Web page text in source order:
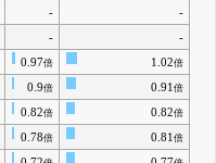
-
-
-
-
0.97倍 1.02倍
0.9倍 0.91 倍
0.82倍 0.82倍
0.78倍 0.81 倍